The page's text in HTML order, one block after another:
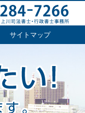
サイトマップ